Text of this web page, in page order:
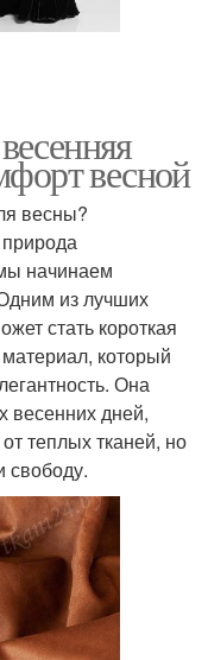
весной
весны?
начинаем
из лучших
стать короткая
который
Она
весенних дней,
теплых тканей, но
свободу.